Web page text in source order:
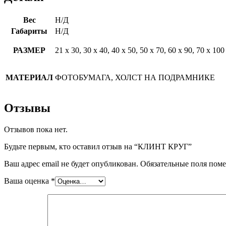
Вес
Н/Д
Габариты
Н/Д
РАЗМЕР 21 х 30, 30 х 40, 40 х 50, 50 х 70, 60 х 90, 70 х 100
МАТЕРИАЛ ФОТОБУМАГА, ХОЛСТ НА ПОДРАМНИКЕ
Отзывы
Отзывов пока нет.
Будьте первым, кто оставил отзыв на “КЛИНТ КРУГ”
Ваш адрес email не будет опубликован. Обязательные поля
Ваша оценка *